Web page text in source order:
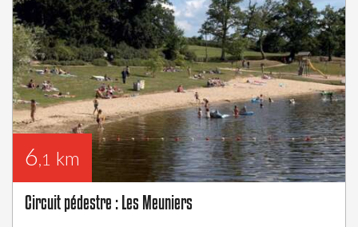
6,1 km
Circuit pédestre : Les Meuniers